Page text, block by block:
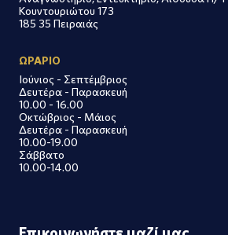
Κουντουριώτου 173
185 35 Πειραιάς
ΩΡΑΡΙΟ
Ιούνιος - Σεπτέμβριος
Δευτέρα - Παρασκευή
10.00 - 16.00
Οκτώβριος - Μάιος
Δευτέρα - Παρασκευή
10.00-19.00
Σάββατο
10.00-14.00